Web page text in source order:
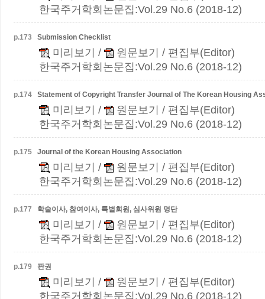
한국주거학회논문집:Vol.29 No.6 (2018-12)
p.173 Submission Checklist
미리보기 / 원문보기
/ 편집부(Editor)
한국주거학회논문집:Vol.29 No.6 (2018-12)
p.174 Statement of Copyright Transfer Journal of The Korean Housing
미리보기 / 원문보기
/ 편집부(Editor)
한국주거학회논문집:Vol.29 No.6 (2018-12)
p.175 Journal of the Korean Housing Association
미리보기 / 원문보기
/ 편집부(Editor)
한국주거학회논문집:Vol.29 No.6 (2018-12)
p.177 학술이사, 참여이사, 특별회원, 심사위원 명단
미리보기 / 원문보기
/ 편집부(Editor)
한국주거학회논문집:Vol.29 No.6 (2018-12)
p.179 판권
미리보기 / 원문보기
/ 편집부(Editor)
한국주거학회논문집:Vol.29 No.6 (2018-12)